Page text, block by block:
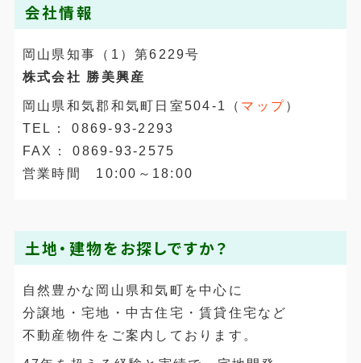
会社情報
岡山県知事（1）第6229号
株式会社 勝美興産
岡山県和気郡和気町日室504-1（ マップ）
TEL： 0869-93-2293
FAX： 0869-93-2575
営業時間 10:00～18:00
土地・建物をお探しですか？
自然豊かな岡山県和気町を中心に
分譲地・宅地・中古住宅・賃貸住宅など
不動産物件をご案内しております。